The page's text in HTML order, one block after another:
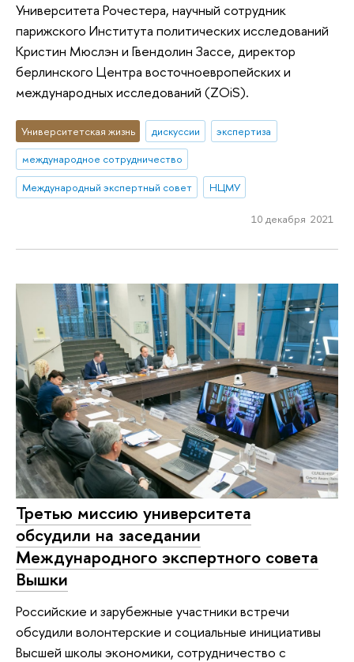
Университета Рочестера, научный сотрудник
парижского Института политических исследований
Кристин Мюслэн и Гвендолин Зассе, директор
берлинского Центра восточноевропейских и
международных исследований (ZOiS).
Университетская жизнь дискуссии
экспертиза
международное сотрудничество
Международный экспертный совет
НЦМУ
10 декабря 2021
Третью миссию университета
обсудили на заседании
Международного экспертного совета
Вышки
Российские и зарубежные участники встречи
обсудили волонтерские и социальные инициативы
Высшей школы экономики, сотрудничество с